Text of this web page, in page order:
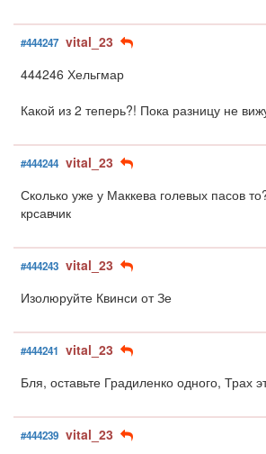
#444247 vital_23
444246 Хельгмар
Какой из 2 теперь?! Пока разницу не
#444244 vital_23
Сколько уже у Маккева голевых пасов
крсавчик
#444243 vital_23
Изолюруйте Квинси от Зе
#444241 vital_23
Бля, оставьте Градиленко одного, Трах
#444239 vital_23